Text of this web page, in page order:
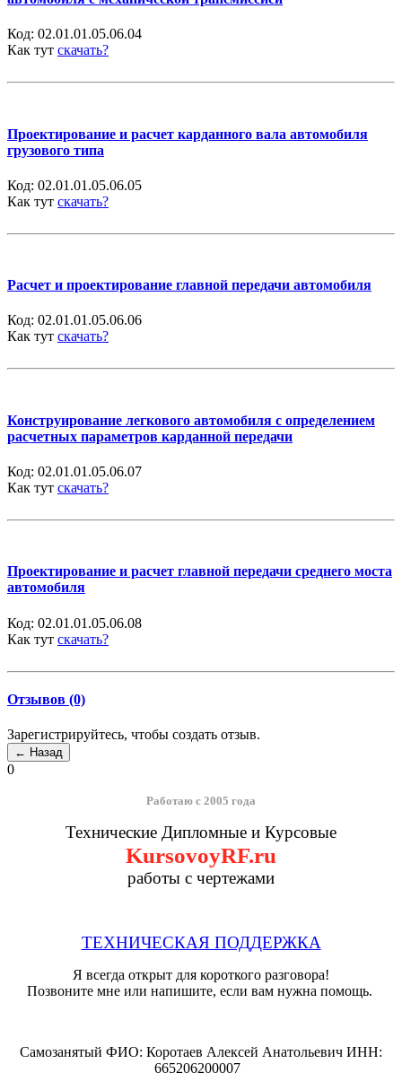
Код: 02.01.01.05.06.04
Как тут скачать?
Проектирование и расчет карданного вала автомобиля
грузового типа
Код: 02.01.01.05.06.05
Как тут скачать?
Расчет и проектирование главной передачи автомобиля
Код: 02.01.01.05.06.06
Как тут скачать?
Конструирование легкового автомобиля с определением
расчетных параметров карданной передачи
Код: 02.01.01.05.06.07
Как тут скачать?
Проектирование и расчет главной передачи среднего моста
автомобиля
Код: 02.01.01.05.06.08
Как тут скачать?
Отзывов (0)
Зарегистрируйтесь, чтобы создать отзыв.
0
Работаю с 2005 года
Технические Дипломные и Курсовые
KursovoyRF.ru
работы с чертежами
ТЕХНИЧЕСКАЯ ПОДДЕРЖКА
Я всегда открыт для короткого разговора!
Позвоните мне или напишите, если вам нужна помощь.
Самозанятый ФИО: Коротаев Алексей Анатольевич ИНН:
665206200007